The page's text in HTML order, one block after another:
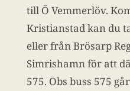
till Ö Vemmerlöv.
Kristianstad kan du
eller från Brösarp
Simrishamn för att
575. Obs buss 575